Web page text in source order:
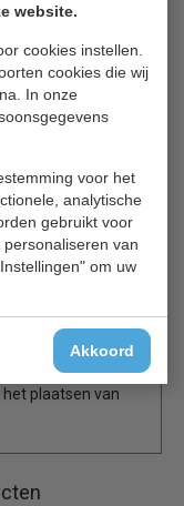
website.
cookies instellen.
cookies die wij
In onze
voor het
analytische
gebruikt voor
van
om uw
Akkoord
te worden
plaatsen van